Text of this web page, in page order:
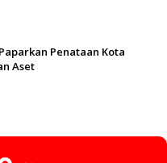
Penataan Kota
Aset